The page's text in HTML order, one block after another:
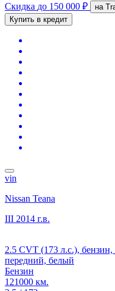
Скидка до 150 000 ₽
на
Купить в кредит
vin
Nissan Teana
III 2014 г.в.
2.5 CVT (173 л.с.),
передний, белый
Бензин
121000 км.